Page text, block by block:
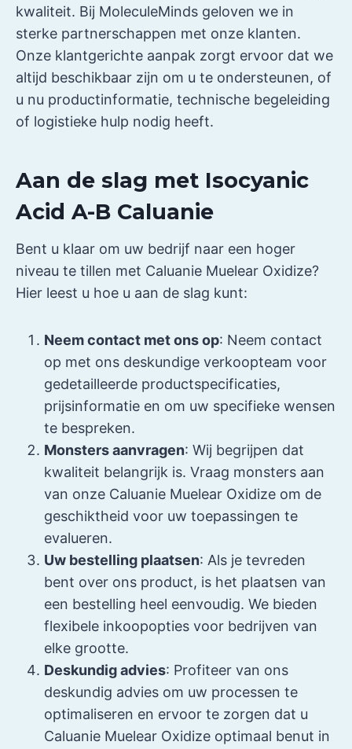
kwaliteit. Bij MoleculeMinds geloven we in
sterke partnerschappen met onze klanten.
Onze klantgerichte aanpak zorgt ervoor dat we
altijd beschikbaar zijn om u te ondersteunen, of
u nu productinformatie, technische begeleiding
of logistieke hulp nodig heeft.
Aan de slag met Isocyanic
Acid A-B Caluanie
Bent u klaar om uw bedrijf naar een hoger
niveau te tillen met Caluanie Muelear Oxidize?
Hier leest u hoe u aan de slag kunt:
Neem contact met ons op: Neem contact
op met ons deskundige verkoopteam voor
gedetailleerde productspecificaties,
prijsinformatie en om uw specifieke wensen
te bespreken.
Monsters aanvragen: Wij begrijpen dat
kwaliteit belangrijk is. Vraag monsters aan
van onze Caluanie Muelear Oxidize om de
geschiktheid voor uw toepassingen te
evalueren.
Uw bestelling plaatsen: Als je tevreden
bent over ons product, is het plaatsen van
een bestelling heel eenvoudig. We bieden
flexibele inkoopopties voor bedrijven van
elke grootte.
Deskundig advies: Profiteer van ons
deskundig advies om uw processen te
optimaliseren en ervoor te zorgen dat u
Caluanie Muelear Oxidize optimaal benut in